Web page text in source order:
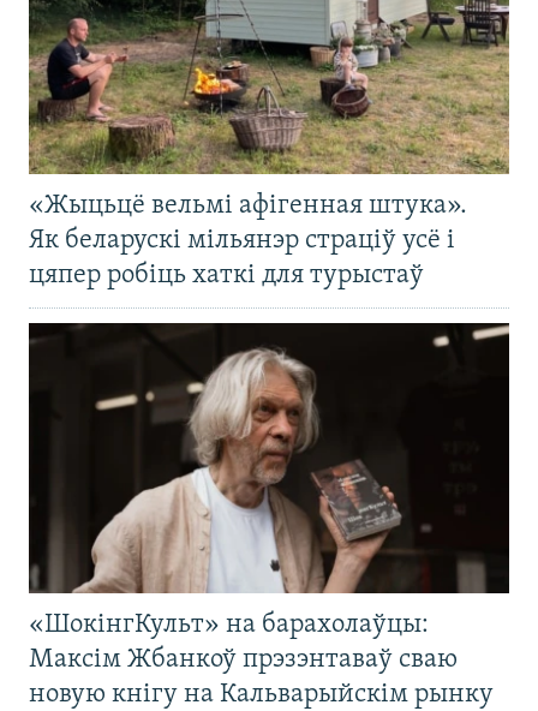
«Жыцьцё вельмі афігенная штука».
Як беларускі мільянэр страціў усё і
цяпер робіць хаткі для турыстаў
«ШокінгКульт» на барахолаўцы:
Максім Жбанкоў прэзэнтаваў сваю
новую кнігу на Кальварыйскім рынку